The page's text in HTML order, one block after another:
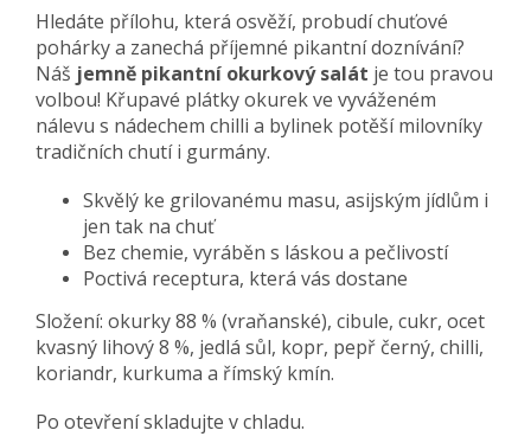
Hledáte přílohu, která osvěží, probudí chuťové
pohárky a zanechá příjemné pikantní doznívání?
Náš jemně pikantní okurkový salát je tou pravou
volbou! Křupavé plátky okurek ve vyváženém
nálevu s nádechem chilli a bylinek potěší milovníky
tradičních chutí i gurmány.
Skvělý ke grilovanému masu, asijským jídlům i
jen tak na chuť
Bez chemie, vyráběn s láskou a pečlivostí
Poctivá receptura, která vás dostane
Složení: okurky 88 % (vraňanské), cibule, cukr, ocet
kvasný lihový 8 %, jedlá sůl, kopr, pepř černý, chilli,
koriandr, kurkuma a římský kmín.
Po otevření skladujte v chladu.